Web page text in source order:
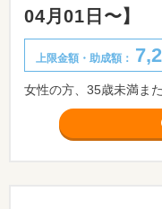
04月01日〜】
上限金額・助成額：